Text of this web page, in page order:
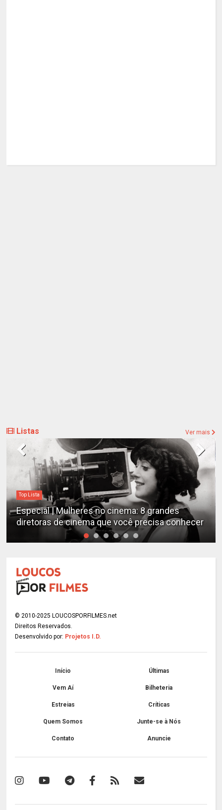
Listas Ver mais
Top Lista
Especial | Mulheres no cinema: 8 grandes
diretoras de cinema que você precisa conhecer
© 2010-2025 LOUCOSPORFILMES.net
Direitos Reservados.
Desenvolvido por: Projetos I.D.
Início Últimas
Vem Aí Bilheteria
Estreias Críticas
Quem Somos Junte-se à Nós
Contato Anuncie